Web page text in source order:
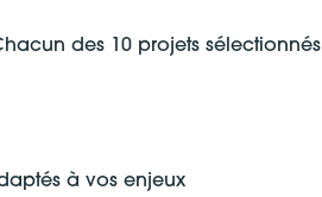
des 10 projets sélectionnés
à vos enjeux